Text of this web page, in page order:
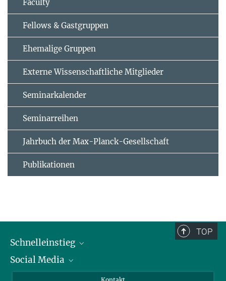
Faculty
Fellows & Gastgruppen
Ehemalige Gruppen
Externe Wissenschaftliche Mitglieder
Seminarkalender
Seminarreihen
Jahrbuch der Max-Planck-Gesellschaft
Publikationen
TOP
Schnelleinstieg
Alumni
Social Media